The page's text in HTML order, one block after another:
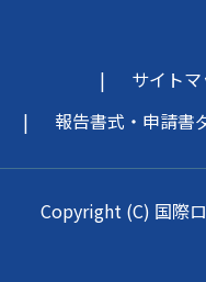
サイト
報告書式・申請書
Copyright (C) 国際